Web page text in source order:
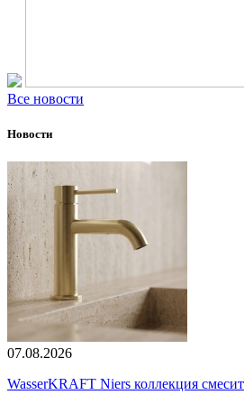
Все новости
Новости
07.08.2026
WasserKRAFT Niers коллекция